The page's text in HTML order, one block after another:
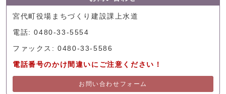
宮代町役場まちづくり建設課上水道
電話: 0480-33-5554
ファックス: 0480-33-5586
電話番号のかけ間違いにご注意ください！
お問い合わせフォーム